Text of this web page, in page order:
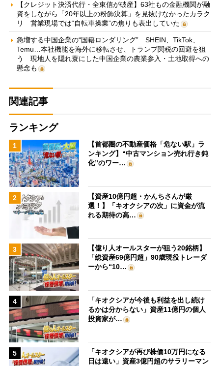
【クレジット決済代行・全東信が破産】63社もの金融機関が融
資をしながら「20年以上の粉飾決算」を見抜けなかったカラク
リ 営業現場では“自転車操業”の焦りも表出していた
急増する中国企業の“国籍ロンダリング” SHEIN、TikTok、
Temu…本社機能を海外に移転させ、トランプ関税の回避を狙
う 現地人を隠れ蓑にした中国企業の農業参入・土地取得への
懸念も
関連記事
ランキング
1
【首都圏の不動産価格「危ない駅」ラ
ンキング】“中古マンション売れ行き鈍
化”のワー…
2
【資産10億円超・かんちさんが厳
選！】「キオクシアの次」に資金が流
れる期待の高…
3
【億り人オールスターが狙う20銘柄】
「総資産69億円超」90歳現役トレーダ
ーから“10…
4
「キオクシアが今後も利益を出し続け
るかは分からない」資産11億円の個人
投資家が…
5
「キオクシアが再び株価10万円になる
日は遠い」資産3億円超のサラリーマン